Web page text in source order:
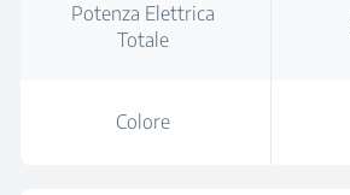
Potenza Elettrica
Totale
Colore